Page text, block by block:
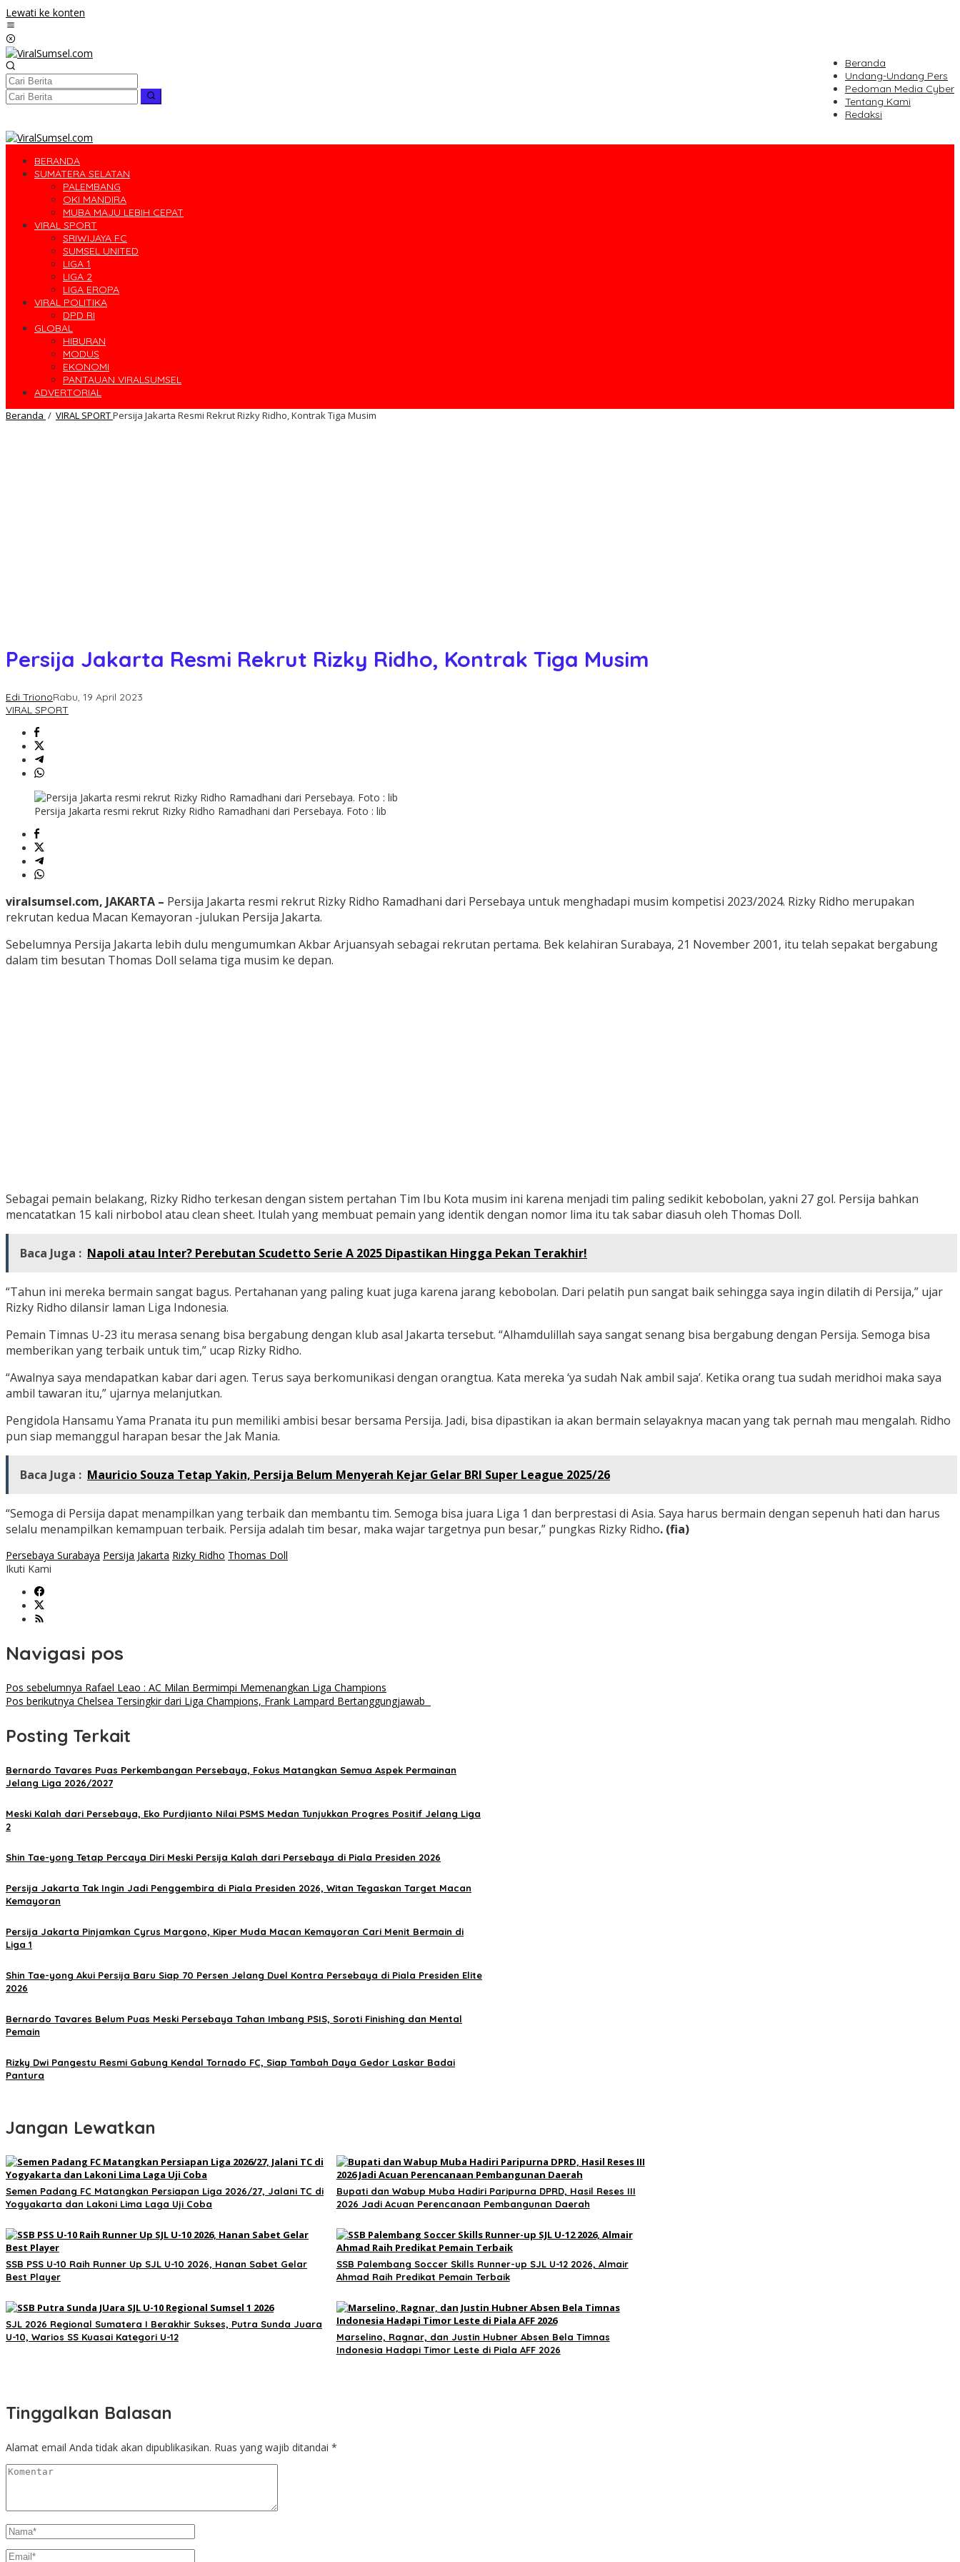
Lewati ke konten
Beranda
Undang-Undang Pers
Pedoman Media Cyber
Tentang Kami
Redaksi
BERANDA
SUMATERA SELATAN
PALEMBANG
OKI MANDIRA
MUBA MAJU LEBIH CEPAT
VIRAL SPORT
SRIWIJAYA FC
SUMSEL UNITED
LIGA 1
LIGA 2
LIGA EROPA
VIRAL POLITIKA
DPD RI
GLOBAL
HIBURAN
MODUS
EKONOMI
PANTAUAN VIRALSUMSEL
ADVERTORIAL
Beranda / VIRAL SPORTPersija Jakarta Resmi Rekrut Rizky Ridho, Kontrak Tiga Musim
Persija Jakarta Resmi Rekrut Rizky Ridho, Kontrak Tiga Musim
Edi TrionoRabu, 19 April 2023
VIRAL SPORT
Persija Jakarta resmi rekrut Rizky Ridho Ramadhani dari Persebaya. Foto : lib
viralsumsel.com, JAKARTA – Persija Jakarta resmi rekrut Rizky Ridho Ramadhani dari Persebaya untuk menghadapi musim kompetisi 2023/2024. Rizky Ridho merupakan
rekrutan kedua Macan Kemayoran -julukan Persija Jakarta.
Sebelumnya Persija Jakarta lebih dulu mengumumkan Akbar Arjuansyah sebagai rekrutan pertama. Bek kelahiran Surabaya, 21 November 2001, itu telah sepakat bergabung
dalam tim besutan Thomas Doll selama tiga musim ke depan.
Sebagai pemain belakang, Rizky Ridho terkesan dengan sistem pertahan Tim Ibu Kota musim ini karena menjadi tim paling sedikit kebobolan, yakni 27 gol. Persija bahkan
mencatatkan 15 kali nirbobol atau clean sheet. Itulah yang membuat pemain yang identik dengan nomor lima itu tak sabar diasuh oleh Thomas Doll.
Baca Juga : Napoli atau Inter? Perebutan Scudetto Serie A 2025 Dipastikan Hingga Pekan Terakhir!
“Tahun ini mereka bermain sangat bagus. Pertahanan yang paling kuat juga karena jarang kebobolan. Dari pelatih pun sangat baik sehingga saya ingin dilatih di Persija,” ujar
Rizky Ridho dilansir laman Liga Indonesia.
Pemain Timnas U-23 itu merasa senang bisa bergabung dengan klub asal Jakarta tersebut. “Alhamdulillah saya sangat senang bisa bergabung dengan Persija. Semoga bisa
memberikan yang terbaik untuk tim,” ucap Rizky Ridho.
“Awalnya saya mendapatkan kabar dari agen. Terus saya berkomunikasi dengan orangtua. Kata mereka ‘ya sudah Nak ambil saja’. Ketika orang tua sudah meridhoi maka saya
ambil tawaran itu,” ujarnya melanjutkan.
Pengidola Hansamu Yama Pranata itu pun memiliki ambisi besar bersama Persija. Jadi, bisa dipastikan ia akan bermain selayaknya macan yang tak pernah mau mengalah. Ridho
pun siap memanggul harapan besar the Jak Mania.
Baca Juga : Mauricio Souza Tetap Yakin, Persija Belum Menyerah Kejar Gelar BRI Super League 2025/26
“Semoga di Persija dapat menampilkan yang terbaik dan membantu tim. Semoga bisa juara Liga 1 dan berprestasi di Asia. Saya harus bermain dengan sepenuh hati dan harus
selalu menampilkan kemampuan terbaik. Persija adalah tim besar, maka wajar targetnya pun besar,” pungkas Rizky Ridho. (fia)
Persebaya Surabaya Persija Jakarta Rizky Ridho Thomas Doll
Ikuti Kami
Navigasi pos
Pos sebelumnya Rafael Leao : AC Milan Bermimpi Memenangkan Liga Champions
Pos berikutnya Chelsea Tersingkir dari Liga Champions, Frank Lampard Bertanggungjawab
Posting Terkait
Bernardo Tavares Puas Perkembangan Persebaya, Fokus Matangkan Semua Aspek Permainan
Jelang Liga 2026/2027
Meski Kalah dari Persebaya, Eko Purdjianto Nilai PSMS Medan Tunjukkan Progres Positif Jelang Liga
2
Shin Tae-yong Tetap Percaya Diri Meski Persija Kalah dari Persebaya di Piala Presiden 2026
Persija Jakarta Tak Ingin Jadi Penggembira di Piala Presiden 2026, Witan Tegaskan Target Macan
Kemayoran
Persija Jakarta Pinjamkan Cyrus Margono, Kiper Muda Macan Kemayoran Cari Menit Bermain di
Liga 1
Shin Tae-yong Akui Persija Baru Siap 70 Persen Jelang Duel Kontra Persebaya di Piala Presiden Elite
2026
Bernardo Tavares Belum Puas Meski Persebaya Tahan Imbang PSIS, Soroti Finishing dan Mental
Pemain
Rizky Dwi Pangestu Resmi Gabung Kendal Tornado FC, Siap Tambah Daya Gedor Laskar Badai
Pantura
Jangan Lewatkan
Semen Padang FC Matangkan Persiapan Liga 2026/27, Jalani TC di
Yogyakarta dan Lakoni Lima Laga Uji Coba
Bupati dan Wabup Muba Hadiri Paripurna DPRD, Hasil Reses III
2026 Jadi Acuan Perencanaan Pembangunan Daerah
SSB PSS U-10 Raih Runner Up SJL U-10 2026, Hanan Sabet Gelar
Best Player
SSB Palembang Soccer Skills Runner-up SJL U-12 2026, Almair
Ahmad Raih Predikat Pemain Terbaik
SJL 2026 Regional Sumatera I Berakhir Sukses, Putra Sunda Juara
U-10, Warios SS Kuasai Kategori U-12
Marselino, Ragnar, dan Justin Hubner Absen Bela Timnas
Indonesia Hadapi Timor Leste di Piala AFF 2026
Tinggalkan Balasan
Alamat email Anda tidak akan dipublikasikan. Ruas yang wajib ditandai *